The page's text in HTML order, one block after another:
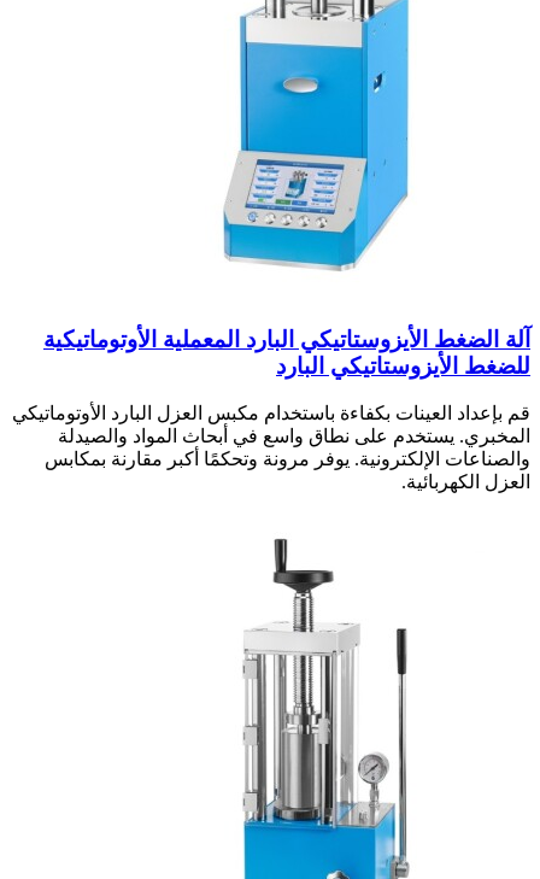
آلة الضغط الأيزوستاتيكي البارد المعملية الأوتوماتيكية
للضغط الأيزوستاتيكي البارد
قم بإعداد العينات بكفاءة باستخدام مكبس العزل البارد الأوتوماتيكي
المخبري. يستخدم على نطاق واسع في أبحاث المواد والصيدلة
والصناعات الإلكترونية. يوفر مرونة وتحكمًا أكبر مقارنة بمكابس
العزل الكهربائية.